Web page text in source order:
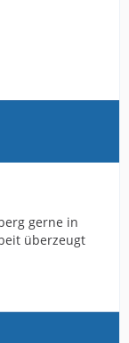
gerne in
überzeugt